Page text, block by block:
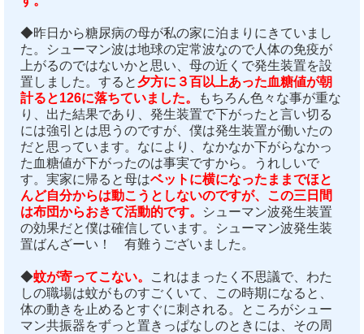
◆昨日から糖尿病の母が私の家に泊まりにきていまし
た。シューマン波は地球の定常波なので人体の免疫が
上がるのではないかと思い、母の近くで発生装置を設
置しました。すると 夕方に３百以上あった血糖値が朝
計ると126に落ちていました。
もちろん色々な事が重な
り、出た結果であり、発生装置で下がったと言い切る
には強引とは思うのですが、僕は発生装置が働いたの
だと思っています。なにより、なかなか下がらなかっ
た血糖値が下がったのは事実ですから。うれしいで
す。実家に帰ると母はベットに横になったままでほと
んど自分からは動こうとしないのですが、この三日間
は布団からおきて活動的です。
シューマン波発生装置
の効果だと僕は確信しています。シューマン波発生装
置ばんざーい！ 有難うございました。
◆蚊が寄ってこない。
これはまったく不思議で、わた
しの職場は蚊がものすごくいて、この時期になると、
体の動きを止めるとすぐに刺される。ところがシュー
マン共振器をずっと置きっぱなしのときには、その周